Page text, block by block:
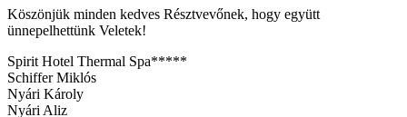
Köszönjük minden kedves Résztvevőnek, hogy együtt
ünnepelhettünk Veletek!
Spirit Hotel Thermal Spa*****
Schiffer Miklós
Nyári Károly
Nyári Aliz